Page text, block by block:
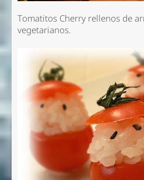
Tomatitos Cherry rellenos de
vegetarianos.